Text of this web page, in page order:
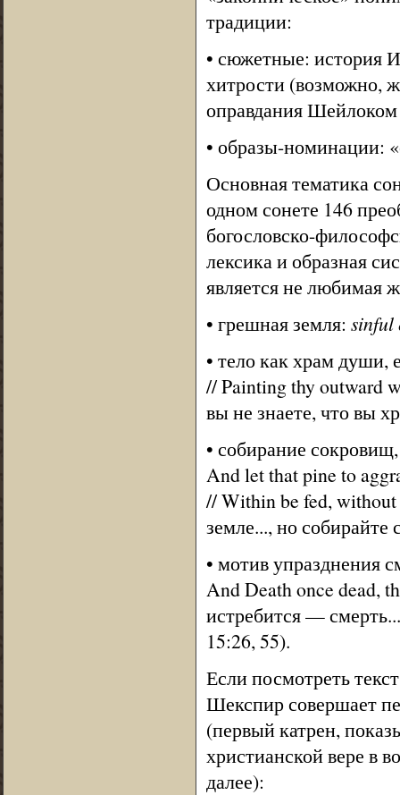
традиции:
• сюжетные: история
хитрости (возможно,
оправдания Шейлоком
• образы-номинации:
Основная тематика
одном сонете 146
богословско-
лексика и образная
является не любимая
• грешная земля: sinful
• тело как храм
// Painting thy outward
вы не знаете, что вы
• собирание
And let that pine to
// Within be fed,
земле..., но
• мотив упразднения
And Death once dead,
истребится —
15:26, 55).
Если посмотреть
Шекспир совершает
(первый катрен,
христианской вере в
далее):